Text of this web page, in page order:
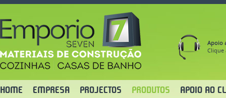
Apoio
Clique
HOME EMPRESA PROJECTOS PRODUTOS APOIO AO